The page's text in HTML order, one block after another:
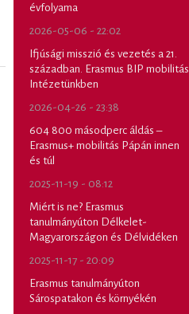
évfolyama
2026-05-06 - 22:02
Ifjúsági misszió és vezetés a 21.
században. Erasmus BIP mobilitás
Intézetünkben
2026-04-26 - 23:38
604 800 másodperc áldás –
Erasmus+ mobilitás Pápán innen
és túl
2025-11-19 - 08:12
Miért is ne? Erasmus
tanulmányúton Délkelet-
Magyarországon és Délvidéken
2025-11-17 - 20:09
Erasmus tanulmányúton
Sárospatakon és környékén